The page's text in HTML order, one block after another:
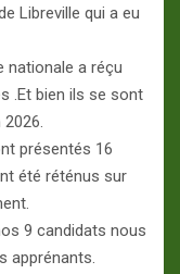
Libreville qui a eu
nationale a réçu
.Et bien ils se sont
présentés 16
été réténus sur
9 candidats nous
apprénants.